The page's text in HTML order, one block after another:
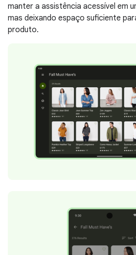
manter a assistência acessível em
mas deixando espaço suficiente
produto.